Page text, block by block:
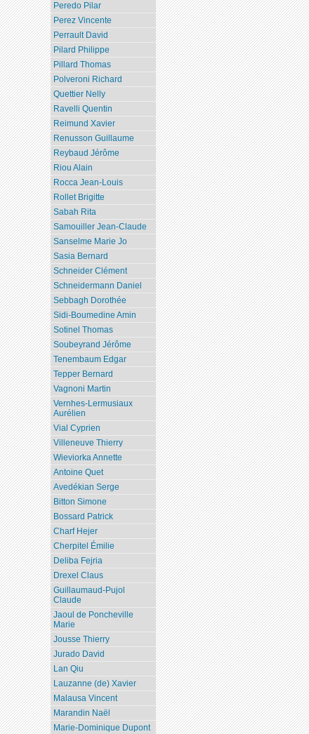
Peredo Pilar
Perez Vincente
Perrault David
Pilard Philippe
Pillard Thomas
Polveroni Richard
Quettier Nelly
Ravelli Quentin
Reimund Xavier
Renusson Guillaume
Reybaud Jérôme
Riou Alain
Rocca Jean-Louis
Rollet Brigitte
Sabah Rita
Samouiller Jean-Claude
Sanselme Marie Jo
Sasia Bernard
Schneider Clément
Schneidermann Daniel
Sebbagh Dorothée
Sidi-Boumedine Amin
Sotinel Thomas
Soubeyrand Jérôme
Tenembaum Edgar
Tepper Bernard
Vagnoni Martin
Vernhes-Lermusiaux
Aurélien
Vial Cyprien
Villeneuve Thierry
Wieviorka Annette
Antoine Quet
Avedékian Serge
Bitton Simone
Bossard Patrick
Charf Hejer
Cherpitel Émilie
Deliba Fejria
Drexel Claus
Guillaumaud-Pujol
Claude
Jaoul de Poncheville
Marie
Jousse Thierry
Jurado David
Lan Qiu
Lauzanne (de) Xavier
Malausa Vincent
Marandin Naël
Marie-Dominique Dupont